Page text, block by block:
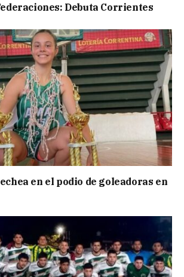
Debuta Corrientes
en el podio de goleadoras en